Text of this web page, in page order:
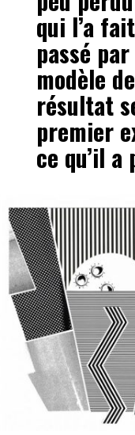
qui l’a
passé
modèle
résultat
premier
ce qu’il